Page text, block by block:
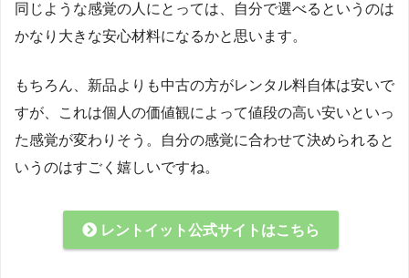
同じような感覚の人にとっては、自分で選べるというのは
かなり大きな安心材料になるかと思います。
もちろん、新品よりも中古の方がレンタル料自体は安いで
すが、これは個人の価値観によって値段の高い安いといっ
た感覚が変わりそう。自分の感覚に合わせて決められると
いうのはすごく嬉しいですね。
レントイット公式サイトはこちら